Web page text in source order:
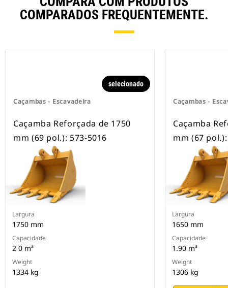
COMPARADOS FREQUENTEMENTE.
Caçambas - Escavadeira
selecionado
Caçamba Reforçada de 1750
mm (69 pol.): 573-5016
Largura
1750 mm
Capacidade
2 0 m³
Weight
1334 kg
Caçambas -
Caçamba
mm (67
Largura
1650 mm
Capacidade
1.90 m³
Weight
1306 kg